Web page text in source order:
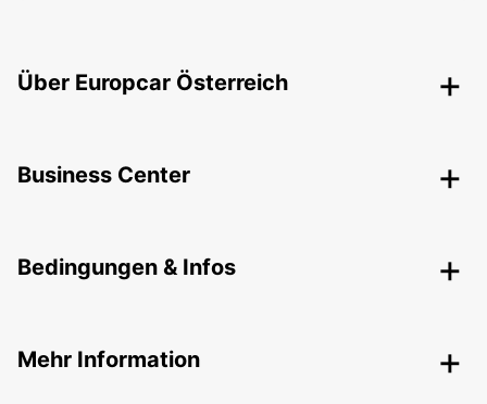
Über Europcar Österreich
Business Center
Bedingungen & Infos
Mehr Information